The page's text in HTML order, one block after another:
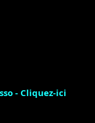
- Cliquez-ici